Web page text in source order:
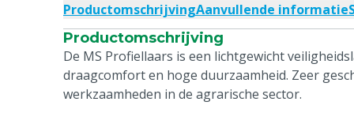
ProductomschrijvingAanvullende informatie
Productomschrijving
De MS Profiellaars is een lichtgewicht
draagcomfort en hoge duurzaamheid. Zeer
werkzaamheden in de agrarische sector.